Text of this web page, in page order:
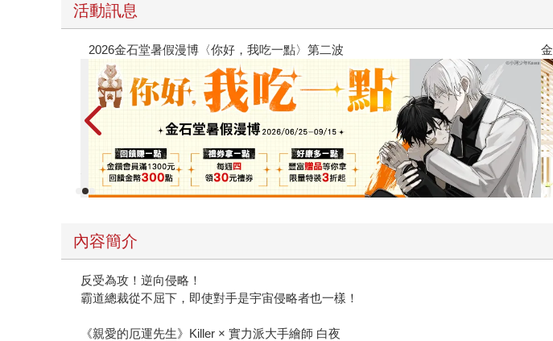
活動訊息
攻殼機動隊 (1995) 4K數位修復版
內容簡介
反受為攻！逆向侵略！
霸道總裁從不屈下，即使對手是宇宙侵略者也一樣！
《親愛的厄運先生》Killer × 實力派大手繪師 白夜